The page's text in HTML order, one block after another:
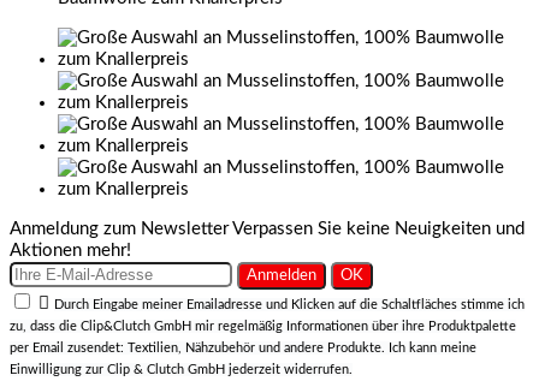
Anmeldung zum Newsletter Verpassen Sie keine Neuigkeiten und
Aktionen mehr!
Durch Eingabe meiner Emailadresse und Klicken auf die Schaltfläches stimme ich
zu, dass die Clip&Clutch GmbH mir regelmäßig Informationen über ihre Produktpalette
per Email zusendet: Textilien, Nähzubehör und andere Produkte. Ich kann meine
Einwilligung zur Clip & Clutch GmbH jederzeit widerrufen.